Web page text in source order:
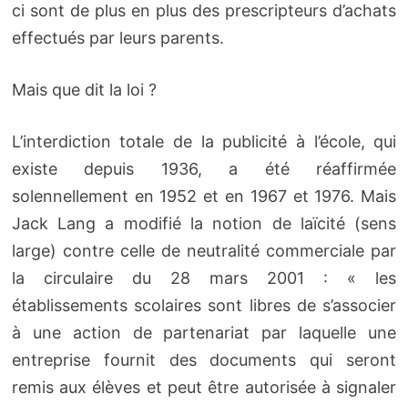
ci sont de plus en plus des prescripteurs d’achats
effectués par leurs parents.
Mais que dit la loi ?
L’interdiction totale de la publicité à l’école, qui
existe depuis 1936, a été réaffirmée
solennellement en 1952 et en 1967 et 1976. Mais
Jack Lang a modifié la notion de laïcité (sens
large) contre celle de neutralité commerciale par
la circulaire du 28 mars 2001 : « les
établissements scolaires sont libres de s’associer
à une action de partenariat par laquelle une
entreprise fournit des documents qui seront
remis aux élèves et peut être autorisée à signaler